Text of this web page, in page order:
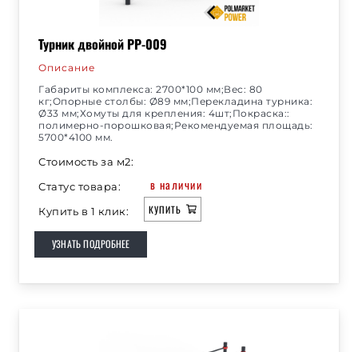
Турник двойной РР-009
Описание
Габариты комплекса: 2700*100 мм;Вес: 80
кг;Опорные столбы: Ø89 мм;Перекладина турника:
Ø33 мм;Хомуты для крепления: 4шт;Покраска::
полимерно-порошковая;Рекомендуемая площадь:
5700*4100 мм.
Стоимость за м2:
Статус товара:
в наличии
Купить в 1 клик: КУПИТЬ
УЗНАТЬ ПОДРОБНЕЕ